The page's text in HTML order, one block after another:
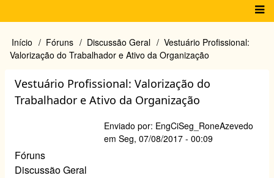
menu
Trilha
de
Início Fóruns Discussão Geral
Vestuário Profissional:
Valorização do Trabalhador e Ativo da Organização
Vestuário Profissional: Valorização do
Trabalhador e Ativo da Organização
Enviado por: EngCiSeg_RoneAzevedo
em Seg, 07/08/2017 - 00:09
Fóruns
Discussão Geral